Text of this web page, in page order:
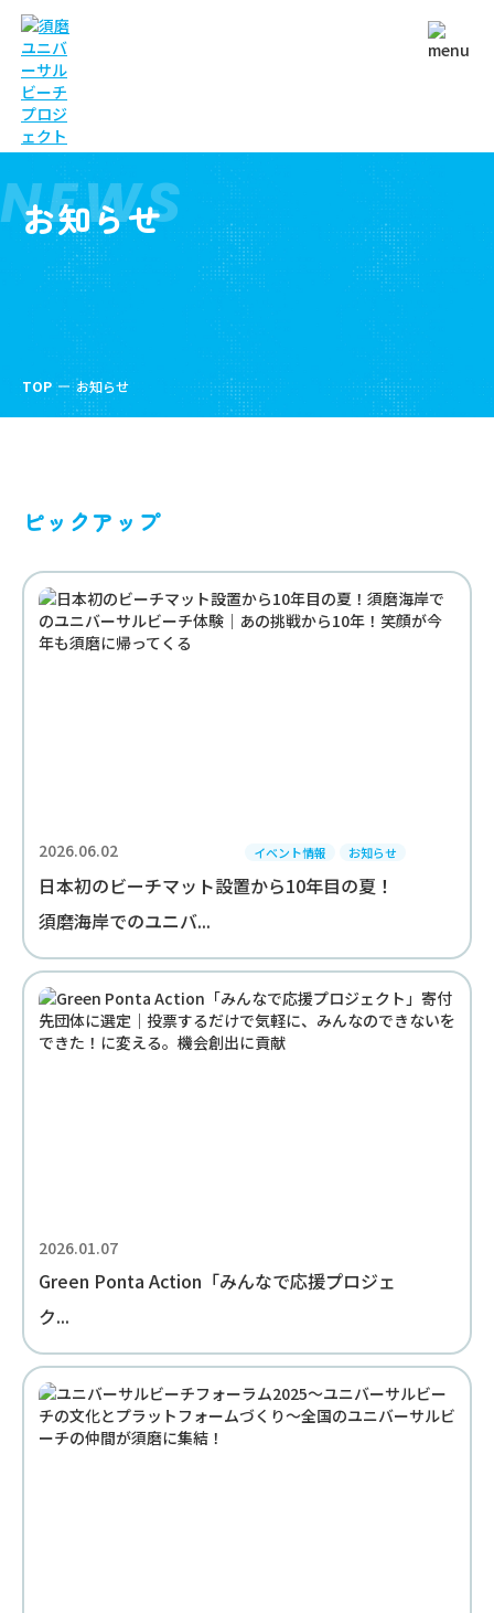
お知らせ
NEWS
TOP お知らせ
ピックアップ
2026.06.02 イベント情報 お知らせ
日本初のビーチマット設置から10年目の夏！
須磨海岸でのユニバ...
2026.01.07
Green Ponta Action「みんなで応援プロジェ
ク...